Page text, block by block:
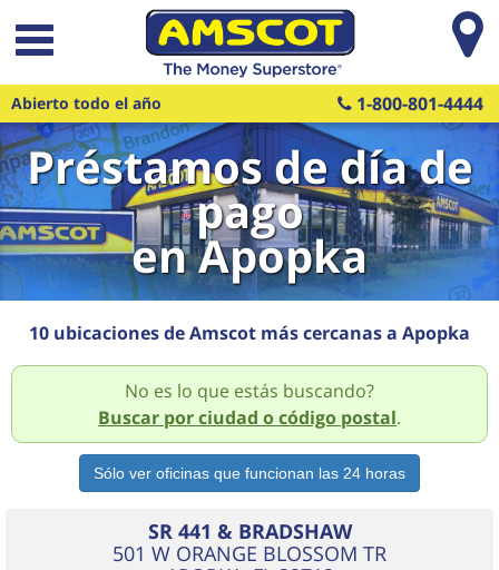
Saltar al contenido principal
Abierto todo el año 1-800-801-4444
Préstamos de día de
pago
en Apopka
10 ubicaciones de Amscot más cercanas a Apopka
No es lo que estás buscando?
Buscar por ciudad o código postal.
SR 441 & BRADSHAW
501 W ORANGE BLOSSOM TR